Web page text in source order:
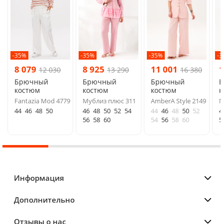
-35%
8 079 12 030
Брючный
костюм
Fantazia Mod 4779
44 46 48 50
-35%
8 925 13 290
Брючный
костюм
Мублиз плюс 311
46 48 50 52 54
56 58 60
-35%
11 001 16 380
Брючный
костюм
AmberA Style 2149
44 46 48 50 52
54 56 58 60
-
Информация
Дополнительно
Отзывы о нас